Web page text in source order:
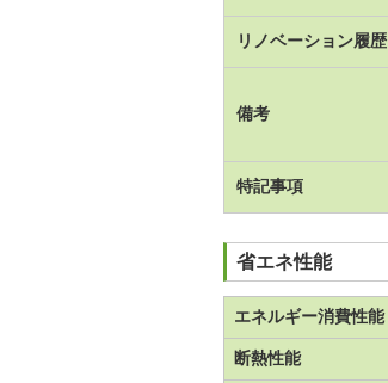
リノベーション履歴
備考
特記事項
省エネ性能
エネルギー消費性能
断熱性能